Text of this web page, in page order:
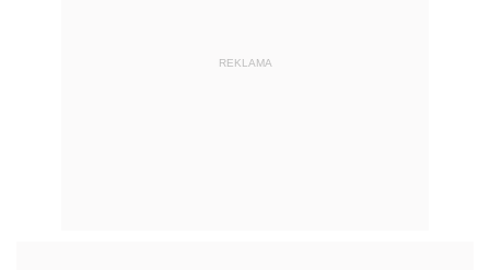
REKLAMA